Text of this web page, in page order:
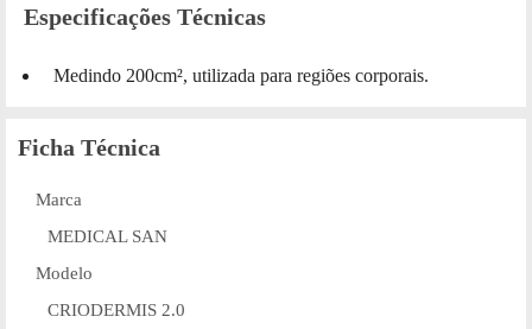
Especificações Técnicas
Medindo 200cm², utilizada para regiões corporais.
Ficha Técnica
Marca
MEDICAL SAN
Modelo
CRIODERMIS 2.0